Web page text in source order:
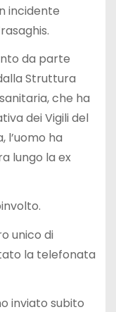
incidente
da parte
Struttura
che ha
dei Vigili del
l’uomo ha
lungo la ex
unico di
la telefonata
inviato subito